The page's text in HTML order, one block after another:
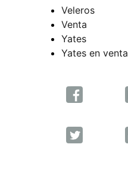
Veleros
Venta
Yates
Yates en venta